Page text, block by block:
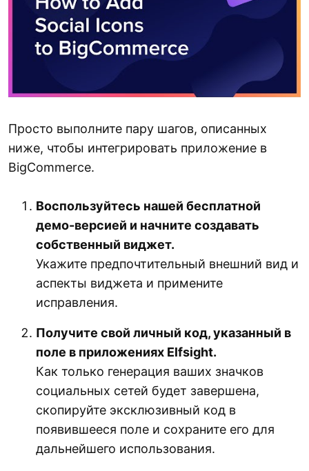
Просто выполните пару шагов, описанных
ниже, чтобы интегрировать приложение в
BigCommerce.
Воспользуйтесь нашей бесплатной
демо-версией и начните создавать
собственный виджет.
Укажите предпочтительный внешний вид и
аспекты виджета и примените
исправления.
Получите свой личный код, указанный в
поле в приложениях Elfsight.
Как только генерация ваших значков
социальных сетей будет завершена,
скопируйте эксклюзивный код в
появившееся поле и сохраните его для
дальнейшего использования.